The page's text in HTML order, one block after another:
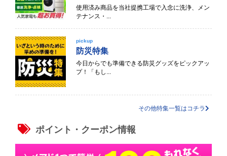
使用済み商品を当社提携工場で入念に洗浄、メン
テナンス・...
pickup
防災特集
今日からでも準備できる防災グッズをピックアッ
プ！「もし...
その他特集一覧はコチラ
ポイント・クーポン情報